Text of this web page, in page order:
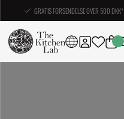
GRATIS FORSENDELSE OVER 500 DKK*